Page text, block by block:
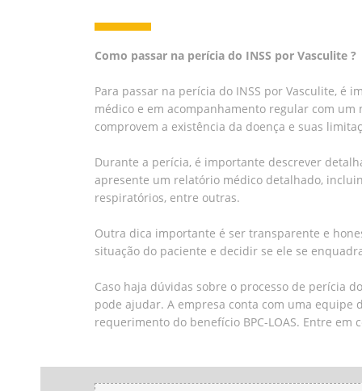
Como passar na perícia do INSS por Vasculite ?
Para passar na perícia do INSS por Vasculite,
médico e em acompanhamento regular com
comprovem a existência da doença e suas
Durante a perícia, é importante descrever
apresente um relatório médico detalhado,
respiratórios, entre outras.
Outra dica importante é ser transparente e
situação do paciente e decidir se ele se
Caso haja dúvidas sobre o processo de perícia
pode ajudar. A empresa conta com uma
requerimento do benefício BPC-LOAS. Entre em